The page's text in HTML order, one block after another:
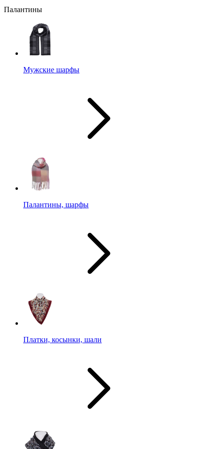
Палантины
Мужские шарфы
Палантины, шарфы
Платки, косынки, шали